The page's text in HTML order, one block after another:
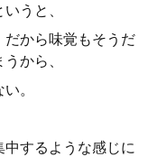
うと、
から味覚もそうだ
から、
。
するような感じに